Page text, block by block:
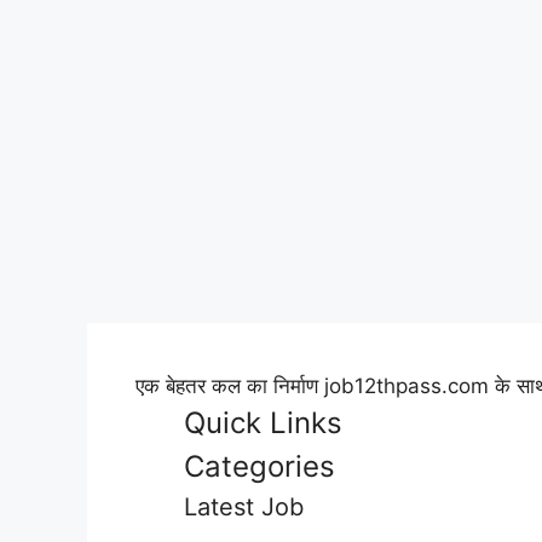
एक बेहतर कल का निर्माण job12thpass.com के
Quick Links
Categories
Latest Job